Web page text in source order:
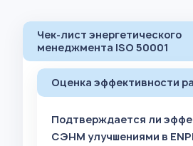
Чек-лист энергетического
менеджмента ISO 50001
Оценка эффективности
Подтверждается ли
СЭНМ улучшениями в